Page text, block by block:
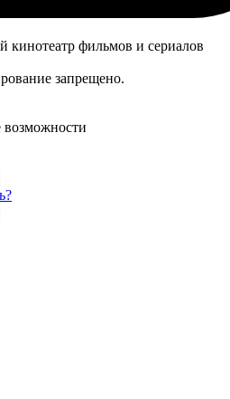
фильмов и сериалов
запрещено.